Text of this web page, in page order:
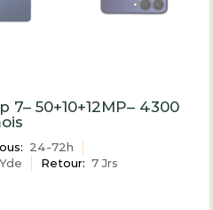
7– 50+10+12MP– 4300
24-72h
Retour: 7 Jrs